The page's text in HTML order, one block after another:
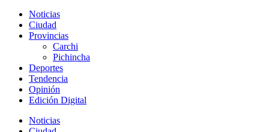
Noticias
Ciudad
Provincias
Carchi
Pichincha
Deportes
Tendencia
Opinión
Edición Digital
Noticias